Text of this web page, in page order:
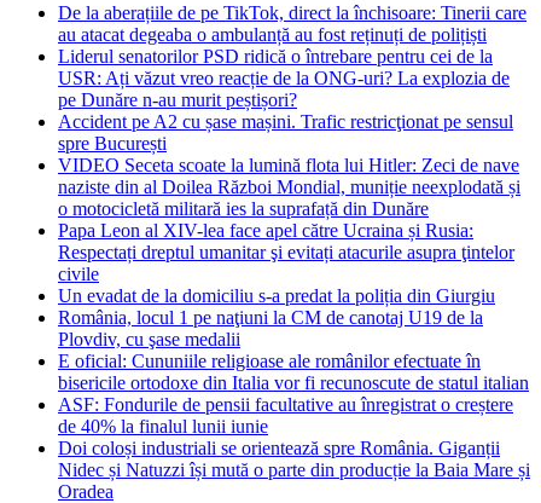
De la aberațiile de pe TikTok, direct la închisoare: Tinerii care
au atacat degeaba o ambulanță au fost reținuți de polițiști
Liderul senatorilor PSD ridică o întrebare pentru cei de la
USR: Ați văzut vreo reacție de la ONG-uri? La explozia de
pe Dunăre n-au murit peștișori?
Accident pe A2 cu șase mașini. Trafic restricţionat pe sensul
spre București
VIDEO Seceta scoate la lumină flota lui Hitler: Zeci de nave
naziste din al Doilea Război Mondial, muniție neexplodată și
o motocicletă militară ies la suprafață din Dunăre
Papa Leon al XIV-lea face apel către Ucraina și Rusia:
Respectați dreptul umanitar şi evitați atacurile asupra ţintelor
civile
Un evadat de la domiciliu s-a predat la poliția din Giurgiu
România, locul 1 pe naţiuni la CM de canotaj U19 de la
Plovdiv, cu şase medalii
E oficial: Cununiile religioase ale românilor efectuate în
bisericile ortodoxe din Italia vor fi recunoscute de statul italian
ASF: Fondurile de pensii facultative au înregistrat o creștere
de 40% la finalul lunii iunie
Doi coloși industriali se orientează spre România. Giganții
Nidec și Natuzzi își mută o parte din producție la Baia Mare și
Oradea